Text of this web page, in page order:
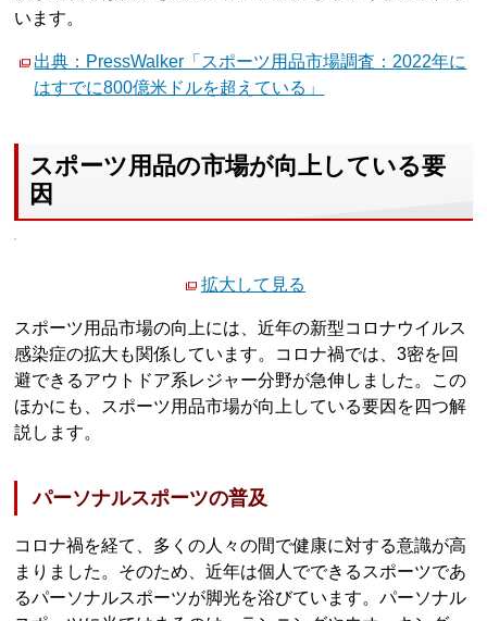
います。
出典：PressWalker「スポーツ用品市場調査：2022年に
はすでに800億米ドルを超えている」
スポーツ用品の市場が向上している要
因
拡大して見る
スポーツ用品市場の向上には、近年の新型コロナウイルス
感染症の拡大も関係しています。コロナ禍では、3密を回
避できるアウトドア系レジャー分野が急伸しました。この
ほかにも、スポーツ用品市場が向上している要因を四つ解
説します。
パーソナルスポーツの普及
コロナ禍を経て、多くの人々の間で健康に対する意識が高
まりました。そのため、近年は個人でできるスポーツであ
るパーソナルスポーツが脚光を浴びています。パーソナル